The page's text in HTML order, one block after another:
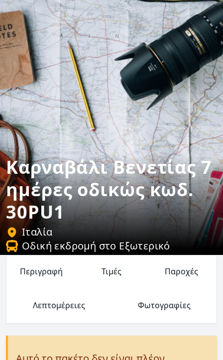
Καρναβάλι Βενετίας 7
ημέρες οδικώς κωδ.
30PU1
Ιταλία
Οδική εκδρομή στο Εξωτερικό
Περιγραφή Τιμές Παροχές
Λεπτομέρειες Φωτογραφίες